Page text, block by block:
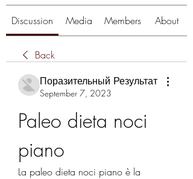
Discussion Media Members About
Back
Поразительный Результат
September 7, 2023
Paleo dieta noci
piano
La paleo dieta noci piano è la